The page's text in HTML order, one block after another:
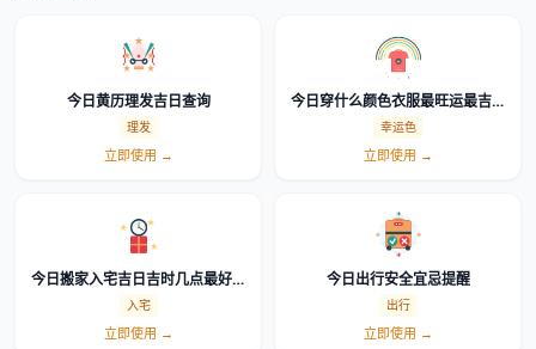
今日黄历理发吉日查询
理发
立即使用 →
今日穿什么颜色衣服最旺运最吉利
幸运色查询
幸运色
立即使用 →
今日搬家入宅吉日吉时几点最好怎
么选时辰
入宅
立即使用 →
今日出行安全宜忌提醒
出行
立即使用 →